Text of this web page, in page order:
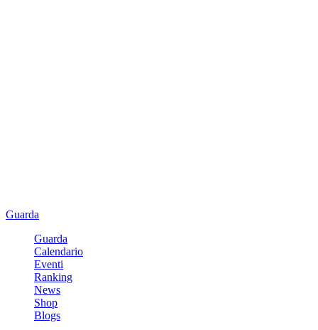
Guarda
Guarda
Calendario
Eventi
Ranking
News
Shop
Blogs